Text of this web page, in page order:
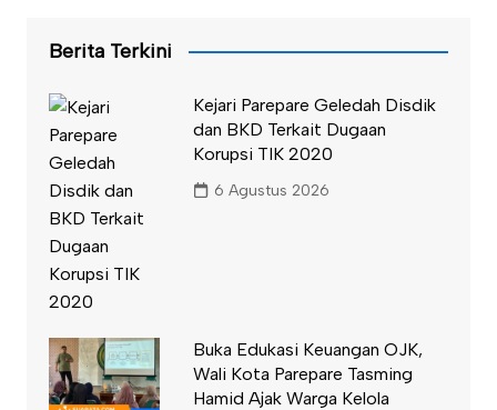
Berita Terkini
Kejari Parepare Geledah Disdik
dan BKD Terkait Dugaan
Korupsi TIK 2020
6 Agustus 2026
Buka Edukasi Keuangan OJK,
Wali Kota Parepare Tasming
Hamid Ajak Warga Kelola